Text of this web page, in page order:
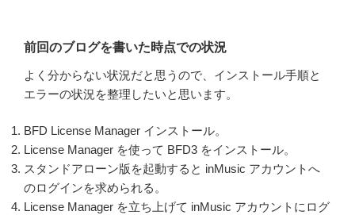
前回のブログを書いた時点での状況
よく分からない状況だと思うので、インストール手順と
エラーの状況を整理したいと思います。
BFD License Manager インストール。
License Manager を使って BFD3 をインストール。
スタンドアローン版を起動すると inMusic アカウントへ
のログインを求められる。
License Manager を立ち上げて inMusic アカウントにログ